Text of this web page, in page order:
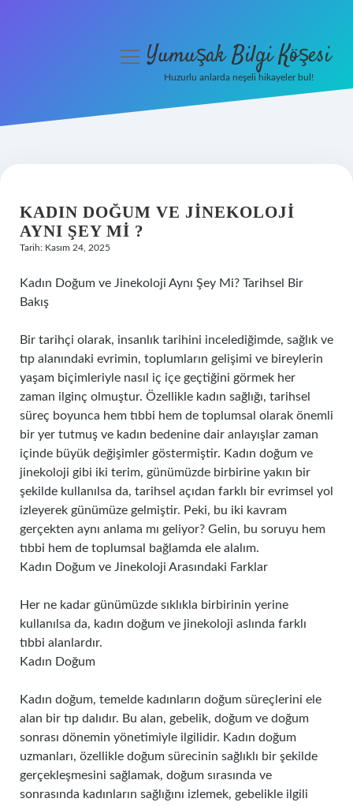
Hakkımızda
menüyüYumuşak Bilgi Köşesi
Huzurlu anlarda neşeli hikayeler bul!
KADIN DOĞUM VE JINEKOLOJI
AYNI ŞEY MI ?
Tarih: Kasım 24, 2025
Kadın Doğum ve Jinekoloji Aynı Şey Mi? Tarihsel Bir
Bakış
Bir tarihçi olarak, insanlık tarihini incelediğimde, sağlık ve
tıp alanındaki evrimin, toplumların gelişimi ve bireylerin
yaşam biçimleriyle nasıl iç içe geçtiğini görmek her
zaman ilginç olmuştur. Özellikle kadın sağlığı, tarihsel
süreç boyunca hem tıbbi hem de toplumsal olarak önemli
bir yer tutmuş ve kadın bedenine dair anlayışlar zaman
içinde büyük değişimler göstermiştir. Kadın doğum ve
jinekoloji gibi iki terim, günümüzde birbirine yakın bir
şekilde kullanılsa da, tarihsel açıdan farklı bir evrimsel yol
izleyerek günümüze gelmiştir. Peki, bu iki kavram
gerçekten aynı anlama mı geliyor? Gelin, bu soruyu hem
tıbbi hem de toplumsal bağlamda ele alalım.
Kadın Doğum ve Jinekoloji Arasındaki Farklar
Her ne kadar günümüzde sıklıkla birbirinin yerine
kullanılsa da, kadın doğum ve jinekoloji aslında farklı
tıbbi alanlardır.
Kadın Doğum
Kadın doğum, temelde kadınların doğum süreçlerini ele
alan bir tıp dalıdır. Bu alan, gebelik, doğum ve doğum
sonrası dönemin yönetimiyle ilgilidir. Kadın doğum
uzmanları, özellikle doğum sürecinin sağlıklı bir şekilde
gerçekleşmesini sağlamak, doğum sırasında ve
sonrasında kadınların sağlığını izlemek, gebelikle ilgili